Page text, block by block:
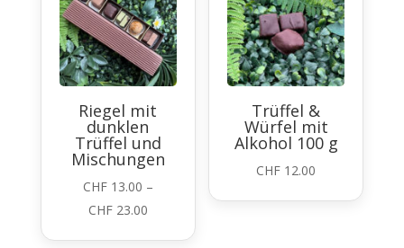
Riegel mit
dunklen
Trüffel und
Mischungen
CHF13.00 –
CHF23.00Preisspanne:
CHF 13.00
Trüffel &
Würfel mit
Alkohol 100 g
CHF 12.00